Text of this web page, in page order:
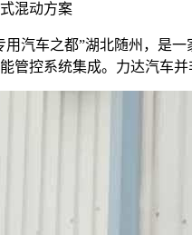
混动方案
汽车之都”湖北随州，是
管控系统集成。力达汽车